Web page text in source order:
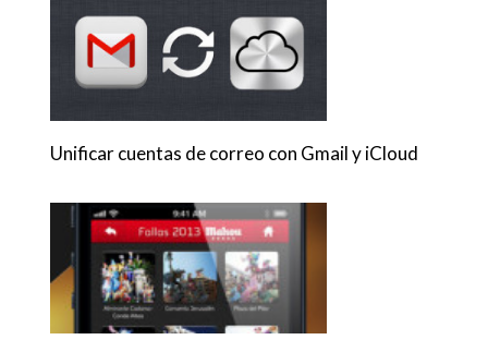
Unificar cuentas de correo con Gmail y iCloud